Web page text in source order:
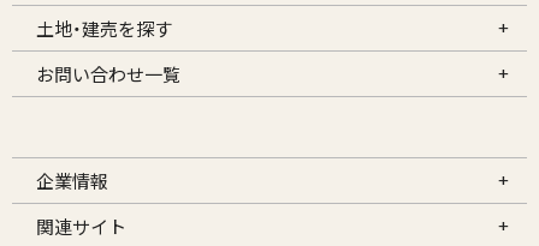
土地・建売を探す
お問い合わせ一覧
企業情報
関連サイト